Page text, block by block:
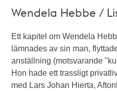
Wendela Hebbe /
Ett kapitel om Wendela
lämnades av sin man,
anställning (motsvarande
Hon hade ett trassligt
med Lars Johan Hierta,